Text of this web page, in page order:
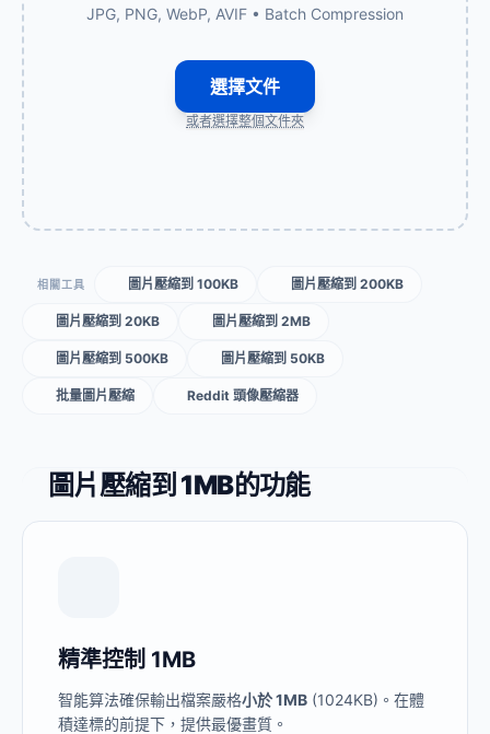
JPG, PNG, WebP, AVIF • Batch Compression
選擇文件
或者選擇整個文件夾
相關工具 圖片壓縮到 100KB 圖片壓縮到 200KB
圖片壓縮到 20KB 圖片壓縮到 2MB
圖片壓縮到 500KB 圖片壓縮到 50KB
批量圖片壓縮 Reddit 頭像壓縮器
圖片壓縮到 1MB的功能
精準控制 1MB
智能算法確保輸出檔案嚴格小於 1MB (1024KB)。在體
積達標的前提下，提供最優畫質。